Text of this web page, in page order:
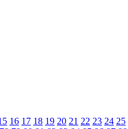
16 17 18 19 20 21 22 23 24 25